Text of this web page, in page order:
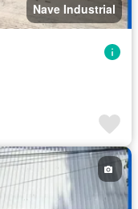
Nave Industrial